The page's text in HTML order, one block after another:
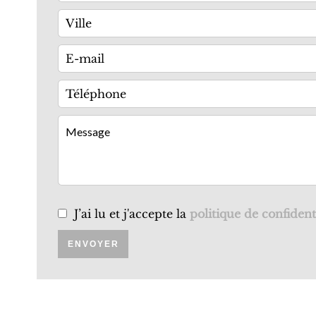
J’ai lu et j'accepte la politique de
ENVOYER